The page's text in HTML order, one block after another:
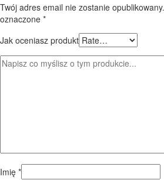
Twój adres email nie zostanie opublikowany.
oznaczone *
Jak oceniasz produkt
Imię *